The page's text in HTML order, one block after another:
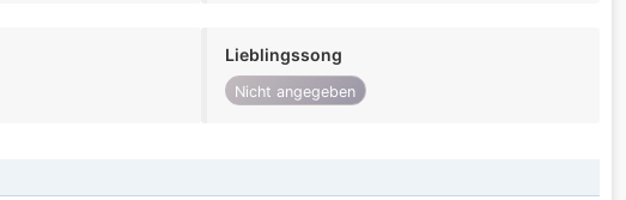
Lieblingssong
Nicht angegeben